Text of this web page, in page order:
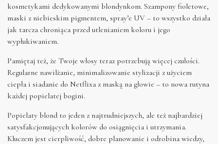
kosmetykami dedykowanymi blondynkom. Szampony fioletowe,
maski z niebieskim pigmentem, spray’e UV – to wszystko działa
jak tarcza chroniąca przed utlenianiem koloru i jego
wypłukiwaniem.
Pamiętaj też, że Twoje włosy teraz potrzebują więcej czułości.
Regularne nawilżanie, minimalizowanie stylizacji z użyciem
ciepła i siadanie do Netflixa z maską na głowie – to nowa rutyna
każdej popielatej bogini.
Popielaty blond to jeden z najtrudniejszych, ale też najbardziej
satysfakcjonujących kolorów do osiągnięcia i utrzymania.
Kluczem jest cierpliwość, dobre planowanie i odrobina wiedzy,